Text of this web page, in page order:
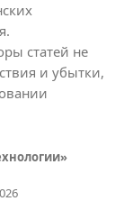
статей не
и убытки,